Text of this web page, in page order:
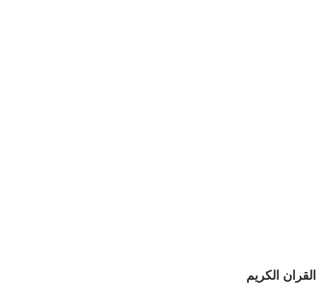
القران الكريم